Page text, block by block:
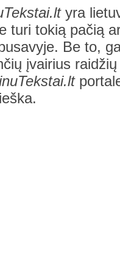
yra
turi tokią pačią
Be to,
įvairius